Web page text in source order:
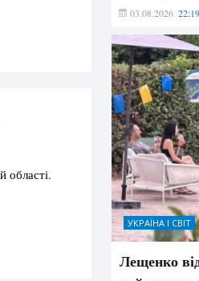
області.
03.08.2026 22:19
УКРАЇНА І СВІТ
Лещенко